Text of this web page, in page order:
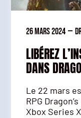
26 mars 2024 —
LIBÉREZ
DANS
Le 22 mars
RPG
Xbox Series